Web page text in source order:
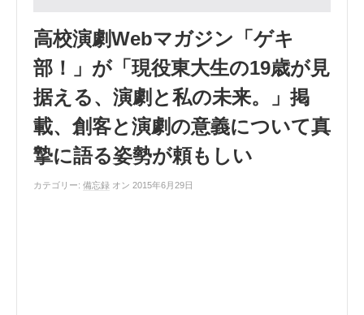
高校演劇Webマガジン「ゲキ
部！」が「現役東大生の19歳が見
据える、演劇と私の未来。」掲
載、創客と演劇の意義について真
摯に語る姿勢が頼もしい
カテゴリー: 備忘録 オン 2015年6月29日